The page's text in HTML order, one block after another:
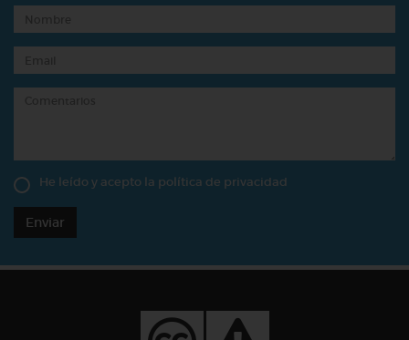
He leído y acepto la política de privacidad
Enviar